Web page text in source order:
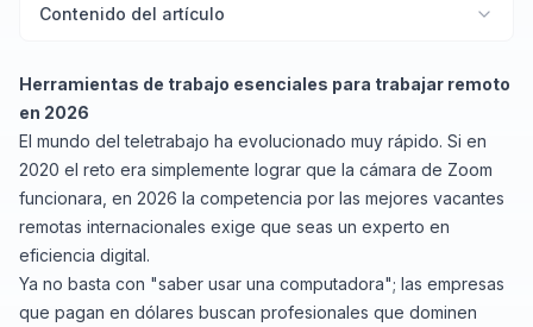
Contenido del artículo
Herramientas de trabajo esenciales para trabajar remoto
en 2026
El mundo del teletrabajo ha evolucionado muy rápido. Si en
2020 el reto era simplemente lograr que la cámara de Zoom
funcionara, en 2026 la competencia por las mejores vacantes
remotas internacionales exige que seas un experto en
eficiencia digital.
Ya no basta con "saber usar una computadora"; las empresas
que pagan en dólares buscan profesionales que dominen